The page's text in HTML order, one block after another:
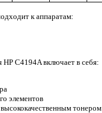
к аппаратам:
HP C4194A включает в себя:
элементов
тонером